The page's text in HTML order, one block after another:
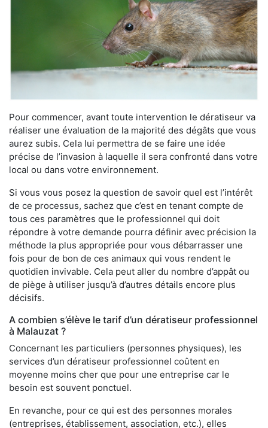
Pour commencer, avant toute intervention le dératiseur va
réaliser une évaluation de la majorité des dégâts que vous
aurez subis. Cela lui permettra de se faire une idée
précise de l’invasion à laquelle il sera confronté dans votre
local ou dans votre environnement.
Si vous vous posez la question de savoir quel est l’intérêt
de ce processus, sachez que c’est en tenant compte de
tous ces paramètres que le professionnel qui doit
répondre à votre demande pourra définir avec précision la
méthode la plus appropriée pour vous débarrasser une
fois pour de bon de ces animaux qui vous rendent le
quotidien invivable. Cela peut aller du nombre d’appât ou
de piège à utiliser jusqu’à d’autres détails encore plus
décisifs.
A combien s’élève le tarif d’un dératiseur professionnel
à Malauzat ?
Concernant les particuliers (personnes physiques), les
services d’un dératiseur professionnel coûtent en
moyenne moins cher que pour une entreprise car le
besoin est souvent ponctuel.
En revanche, pour ce qui est des personnes morales
(entreprises, établissement, association, etc.), elles